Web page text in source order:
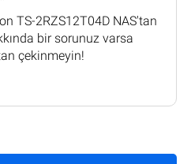
TS-2RZS12T04D NAS'tan
bir sorunuz varsa
çekinmeyin!